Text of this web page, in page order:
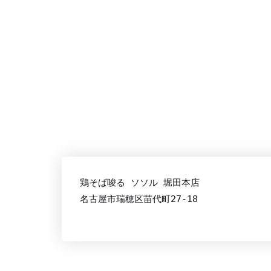
鶏そば唆る ソソル 堀田本店
名古屋市瑞穂区苗代町27-18